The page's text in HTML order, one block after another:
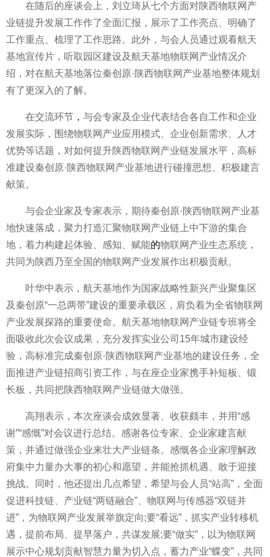
在随后的座谈会上，刘立琦从七个方面对陕西物联网产
业链提升发展工作作了全面汇报，展示了工作亮点、明确了
工作重点、梳理了工作思路。此外，与会人员通过观看航天
基地宣传片，听取园区建设及航天基地物联网产业情况介
绍，对在航天基地落位秦创原·陕西物联网产业基地整体规划
有了更深入的了解。
在交流环节 ， 与会专家及企业代表结合各自工作和企业
发展实际，围绕物联网产业应用模式、企业创新需求、人才
优势等话题，对如何提升陕西物联网产业链发展水平，高标
准建设秦创原·陕西物联网产业基地进行碰撞思想、积极建言
献策。
与会企业家及专家表示，期待秦创原·陕西物联网产业基
地快速落成，聚力打造汇聚物联网产业链上中下游的集合
地，着力构建起体验、感知、赋能的物联网产业生态系统，
共同为陕西乃至全国的物联网产业发展作出积极贡献。
叶华中表示，航天基地作为国家战略性新兴产业聚集区
及秦创原“一总两带”建设的重要承载区，肩负着为全省物联网
产业发展探路的重要使命。航天基地物联网产业链专班将全
面吸收此次会议成果，充分发挥实业公司15年城市建设经
验，高标准完成秦创原·陕西物联网产业基地的建设任务，全
面推进产业链招商引资工作，与在座企业家携手补短板、锻
长板，共同把陕西物联网产业链做大做强。
高翔表示，本次座谈会成效显著、收获颇丰，并用“感
谢”“感慨”对会议进行总结。感谢各位专家、企业家建言献
策，并通过做强企业来壮大产业链条。感慨各企业家理解政
府集中力量办大事的初心和愿望，并能抢抓机遇、敢于迎接
挑战。同时，他还提出几点希望，希望与会人员“站高”，全面
促进科技链、产业链“两链融合”、物联网与传感器“双链并
进”，为物联网产业发展举旗定向;要“看远”，抓实产业转移机
遇，提前布局、提早落户，共谋发展;要“做实”，以为物联网
展示中心规划贡献智慧力量为切入点，蓄力产业“蝶变”，共同